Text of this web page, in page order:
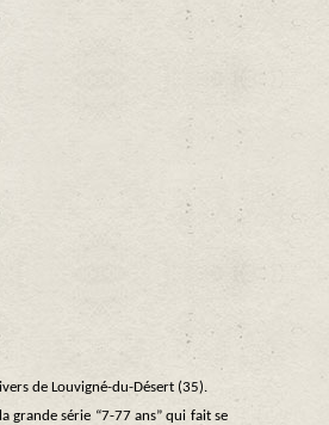
de Louvigné-du-Désert (35).
grande série “7-77 ans” qui fait se